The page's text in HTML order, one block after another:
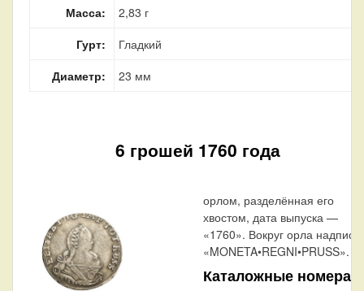
Масса:
2,83 г
Гурт:
Гладкий
Диаметр:
23 мм
6 грошей 1760 года
орлом, разделённая его
хвостом, дата выпуска —
«1760». Вокруг орла надпись:
«MONETA•REGNI•PRUSS».
Каталожные номера